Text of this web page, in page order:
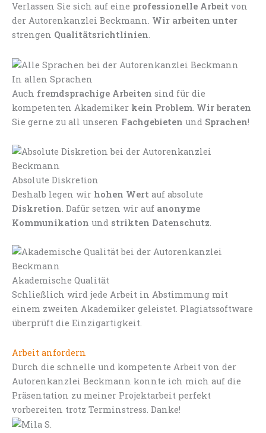
Verlassen Sie sich auf eine professionelle Arbeit von
der Autorenkanzlei Beckmann. Wir arbeiten unter
strengen Qualitätsrichtlinien.
In allen Sprachen
Auch fremdsprachige Arbeiten sind für die
kompetenten Akademiker kein Problem. Wir beraten
Sie gerne zu all unseren Fachgebieten und Sprachen!
Absolute Diskretion
Deshalb legen wir hohen Wert auf absolute
Diskretion . Dafür setzen wir auf anonyme
Kommunikation und strikten Datenschutz
Akademische Qualität
Schließlich wird jede Arbeit in Abstimmung mit
einem zweiten Akademiker geleistet. Plagiatssoftware
überprüft die Einzigartigkeit.
Arbeit anfordern
Durch die schnelle und kompetente Arbeit von der
Autorenkanzlei Beckmann konnte ich mich auf die
Präsentation zu meiner Projektarbeit perfekt
vorbereiten trotz Terminstress. Danke!